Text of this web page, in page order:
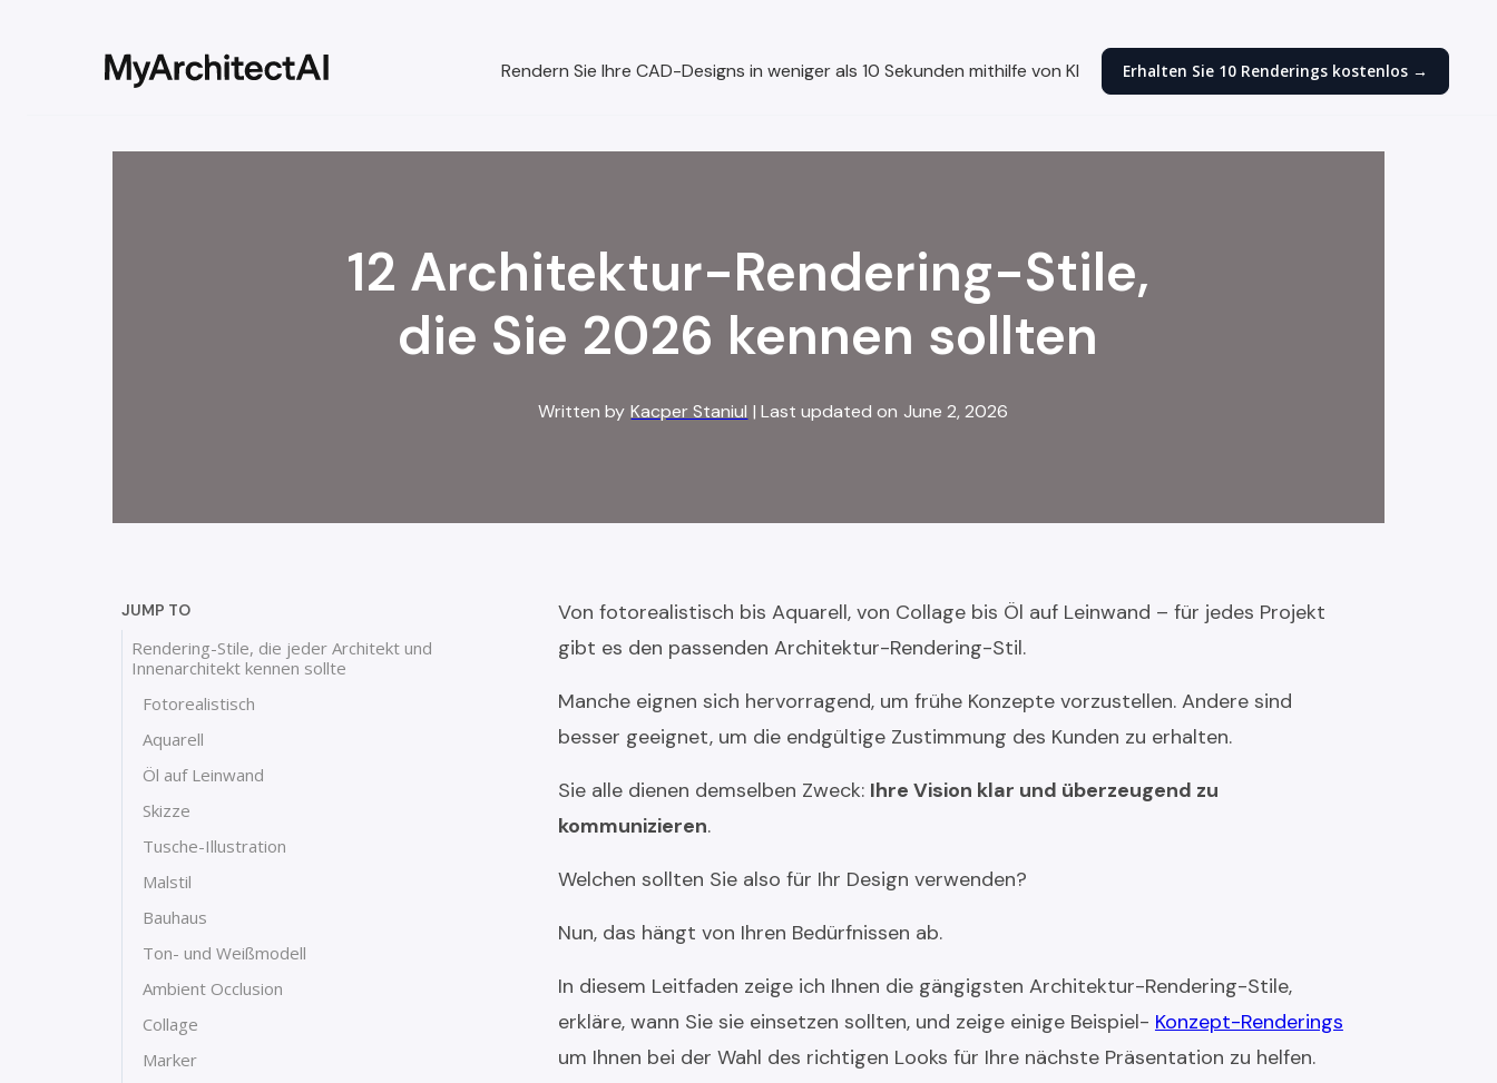
Rendern Sie Ihre CAD-Designs in weniger als 10 Sekunden mithilfe von KI Erhalten Sie 10 Renderings kostenlos →
12 Architektur-Rendering-Stile,
die Sie 2026 kennen sollten
Written by Kacper Staniul | Last updated on June 2, 2026
JUMP TO
Rendering-Stile, die jeder Architekt und
Innenarchitekt kennen sollte
Fotorealistisch
Aquarell
Öl auf Leinwand
Skizze
Tusche-Illustration
Malstil
Bauhaus
Ton- und Weißmodell
Ambient Occlusion
Collage
Marker
Von fotorealistisch bis Aquarell, von Collage bis Öl auf Leinwand – für jedes Projekt
gibt es den passenden Architektur-Rendering-Stil.
Manche eignen sich hervorragend, um frühe Konzepte vorzustellen. Andere sind
besser geeignet, um die endgültige Zustimmung des Kunden zu erhalten.
Sie alle dienen demselben Zweck: Ihre Vision klar und überzeugend zu
kommunizieren.
Welchen sollten Sie also für Ihr Design verwenden?
Nun, das hängt von Ihren Bedürfnissen ab.
In diesem Leitfaden zeige ich Ihnen die gängigsten Architektur-Rendering-Stile,
erkläre, wann Sie sie einsetzen sollten, und zeige einige Beispiel- Konzept-Renderings
um Ihnen bei der Wahl des richtigen Looks für Ihre nächste Präsentation zu helfen.